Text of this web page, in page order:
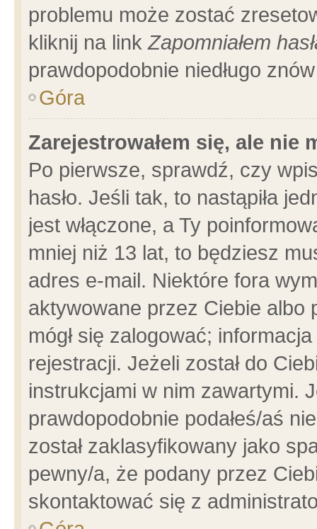
problemu może zostać
kliknij na linkZapomniałem
prawdopodobnie niedługo
Góra
Zarejestrowałem się, ale nie
Po pierwsze, sprawdź, czy
hasło. Jeśli tak, to nastąpiła
jest włączone, a Ty
mniej niż 13 lat, to będziesz
adres e-mail. Niektóre fora
aktywowane przez Ciebie albo
mógł się zalogować;
rejestracji. Jeżeli został do
instrukcjami w nim zawartymi.
prawdopodobnie podałeś/aś
został zaklasyfikowany jako
pewny/a, że podany przez
skontaktować się z